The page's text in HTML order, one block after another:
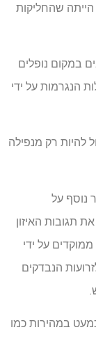
שהחליקות
במקום נופלים
הנגרמות על ידי
להיות רק מנפילה
נוסף על
תגובות האיזון
על ידי
הנבדקים
במהירות כמו